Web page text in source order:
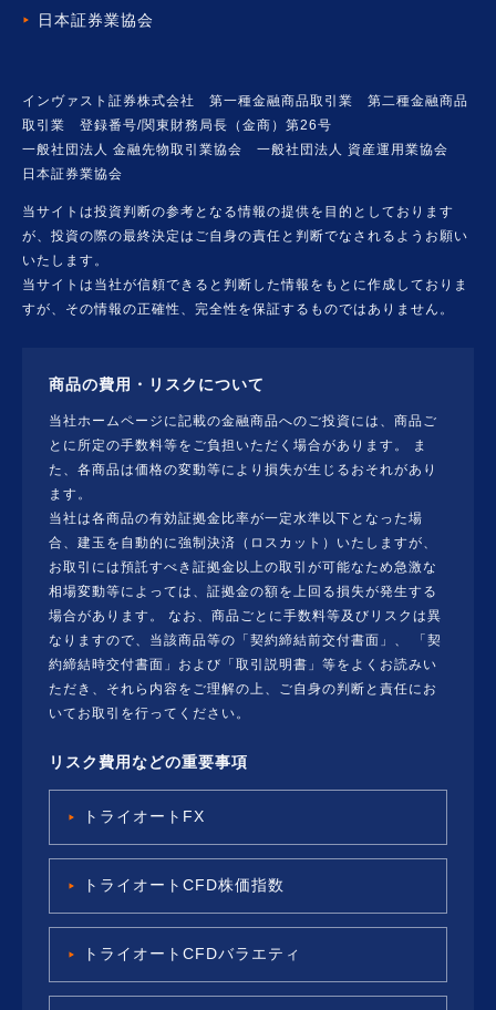
日本証券業協会
インヴァスト証券株式会社 第一種金融商品取引業 第二種金融商品
取引業 登録番号/関東財務局長（金商）第26号
一般社団法人 金融先物取引業協会 一般社団法人 資産運用業協会
日本証券業協会
当サイトは投資判断の参考となる情報の提供を目的としております
が、投資の際の最終決定はご自身の責任と判断でなされるようお願い
いたします。
当サイトは当社が信頼できると判断した情報をもとに作成しておりま
すが、その情報の正確性、完全性を保証するものではありません。
商品の費用・リスクについて
当社ホームページに記載の金融商品へのご投資には、商品ご
とに所定の手数料等をご負担いただく場合があります。 ま
た、各商品は価格の変動等により損失が生じるおそれがあり
ます。
当社は各商品の有効証拠金比率が一定水準以下となった場
合、建玉を自動的に強制決済（ロスカット）いたしますが、
お取引には預託すべき証拠金以上の取引が可能なため急激な
相場変動等によっては、証拠金の額を上回る損失が発生する
場合があります。 なお、商品ごとに手数料等及びリスクは異
なりますので、当該商品等の「契約締結前交付書面」、 「契
約締結時交付書面」および「取引説明書」等をよくお読みい
ただき、それら内容をご理解の上、ご自身の判断と責任にお
いてお取引を行ってください。
リスク費用などの重要事項
トライオートFX
トライオートCFD株価指数
トライオートCFDバラエティ